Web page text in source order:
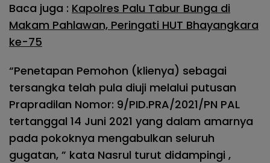
Baca juga : Kapolres Palu Tabur Bunga di
Makam Pahlawan, Peringati HUT Bhayangkara
ke-75
“Penetapan Pemohon (klienya) sebagai
tersangka telah pula diuji melalui putusan
Prapradilan Nomor: 9/PID.PRA/2021/PN PAL
tertanggal 14 Juni 2021 yang dalam amarnya
pada pokoknya mengabulkan seluruh
gugatan, ” kata Nasrul turut didampingi ,